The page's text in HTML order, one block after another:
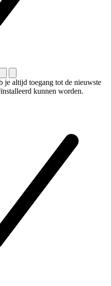
je altijd toegang tot de nieuwste
kunnen worden.